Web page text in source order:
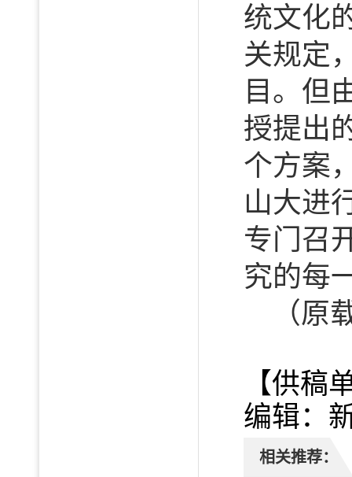
统文化
关规定
目。但
授提出
个方案
山大进
专门召
究的每
（原
【供
编辑：
相关推荐：